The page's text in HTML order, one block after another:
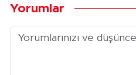
Yorumlar